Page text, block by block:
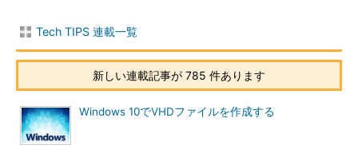
れかを選ぶだけでフォントが切り替わるので、手軽にシステムフ
ォントを変更できる。
後述の「Meiryo UIも大っきらい!!」のように細かい設定はでき
ないものの、単にWindows 7風にしたい、Windows 8.1風にした
いといった場合は、「Windows10フォントが汚いので一発変
更!」が手軽でお勧めだ。
Tech TIPS 連載一覧
新しい連載記事が 785 件あります
Windows 10でVHDファイルを作成する